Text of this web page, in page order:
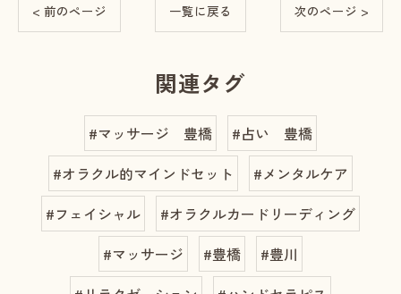
< 前のページ 一覧に戻る 次のページ >
関連タグ
#マッサージ 豊橋
#占い 豊橋
#オラクル的マインドセット
#メンタルケア
#フェイシャル
#オラクルカードリーディング
#マッサージ
#豊橋
#豊川